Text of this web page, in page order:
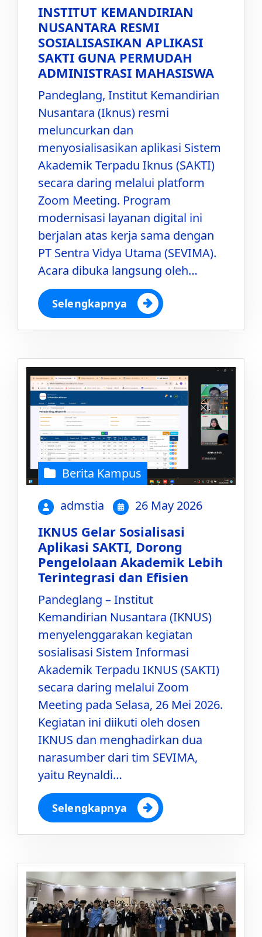
INSTITUT KEMANDIRIAN
NUSANTARA RESMI
SOSIALISASIKAN APLIKASI
SAKTI GUNA PERMUDAH
ADMINISTRASI MAHASISWA
Pandeglang, Institut Kemandirian
Nusantara (Iknus) resmi
meluncurkan dan
menyosialisasikan aplikasi Sistem
Akademik Terpadu Iknus (SAKTI)
secara daring melalui platform
Zoom Meeting. Program
modernisasi layanan digital ini
berjalan atas kerja sama dengan
PT Sentra Vidya Utama (SEVIMA).
Acara dibuka langsung oleh…
Selengkapnya
Berita Kampus
admstia 26 May 2026
IKNUS Gelar Sosialisasi
Aplikasi SAKTI, Dorong
Pengelolaan Akademik Lebih
Terintegrasi dan Efisien
Pandeglang – Institut
Kemandirian Nusantara (IKNUS)
menyelenggarakan kegiatan
sosialisasi Sistem Informasi
Akademik Terpadu IKNUS (SAKTI)
secara daring melalui Zoom
Meeting pada Selasa, 26 Mei 2026.
Kegiatan ini diikuti oleh dosen
IKNUS dan menghadirkan dua
narasumber dari tim SEVIMA,
yaitu Reynaldi…
Selengkapnya